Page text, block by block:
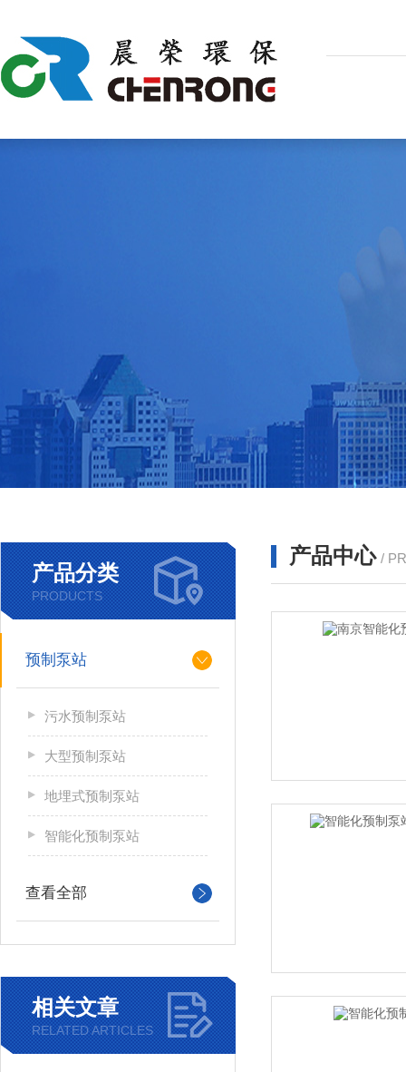
产品分类
PRODUCTS
预制泵站
污水预制泵站
大型预制泵站
地埋式预制泵站
智能化预制泵站
查看全部
相关文章
RELATED ARTICLES
产品中心 /